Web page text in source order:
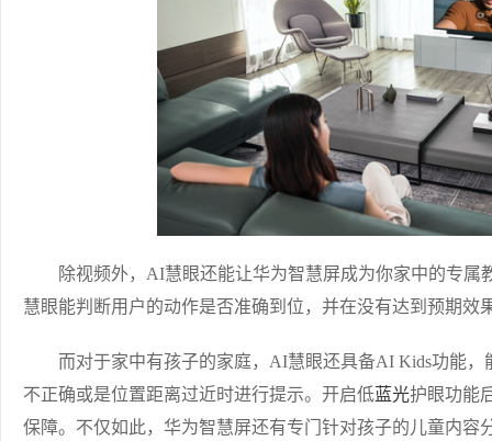
除视频外，AI慧眼还能让华为智慧屏成为你家中的专属
慧眼能判断用户的动作是否准确到位，并在没有达到预期效
而对于家中有孩子的家庭，AI慧眼还具备AI Kids功能，
不正确或是位置距离过近时进行提示。开启低蓝光护眼功能
保障。不仅如此，华为智慧屏还有专门针对孩子的儿童内容